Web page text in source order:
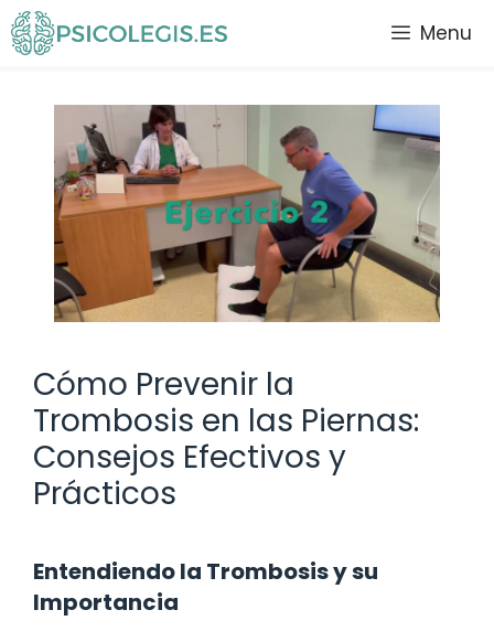
Saltar
al
Menu
Cómo Prevenir la
Trombosis en las Piernas:
Consejos Efectivos y
Prácticos
Entendiendo la Trombosis y su
Importancia